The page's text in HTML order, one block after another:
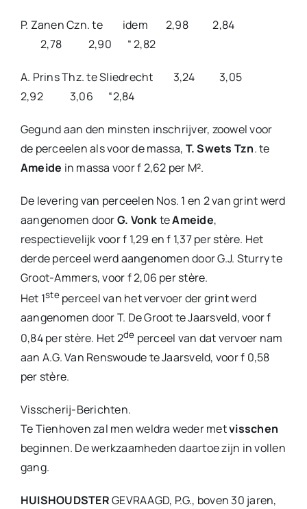
P. Zanen Czn. te idem 2,98 2,84
2,78 2,90 “ 2,82
A. Prins Thz. te Sliedrecht 3,24 3,05
2,92 3,06 “2,84
Gegund aan den minsten inschrijver, zoowel voor
de perceelen als voor de massa, T. Swets Tzn. te
Ameide in massa voor f 2,62 per M².
De levering van perceelen Nos. 1 en 2 van grint werd
aangenomen doorG. VonkteAmeide,
respectievelijk voor f 1,29 en f 1,37 per stère. Het
derde perceel werd aangenomen door G.J. Sturry te
Groot-Ammers, voor f 2,06 per stère.
Het 1steperceel van het vervoer der grint werd
aangenomen door T. De Groot te Jaarsveld, voor f
0,84 per stère. Het 2de perceel van dat vervoer nam
aan A.G. Van Renswoude te Jaarsveld, voor f 0,58
per stère.
Visscherij-Berichten.
Te Tienhoven zal men weldra weder metvisschen
beginnen. De werkzaamheden daartoe zijn in vollen
gang.
HUISHOUDSTERGEVRAAGD, P.G., boven 30 jaren,